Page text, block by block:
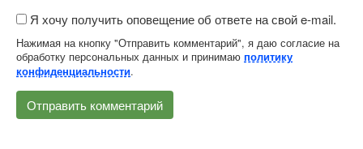
Я хочу получить оповещение об ответе на свой e-mail.
Нажимая на кнопку "Отправить комментарий", я даю согласие на
обработку персональных данных и принимаю политику
конфиденциальности.